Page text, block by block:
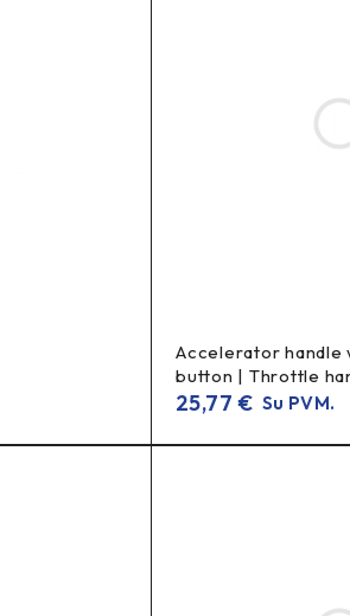
Accelerator handle
button | Throttle
25,77€ Su PVM.